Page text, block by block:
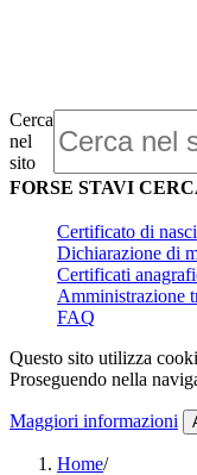
Cerca
nel
sito
FORSE STAVI
Certificato di
Dichiarazione di
Certificati
Amministrazione
FAQ
Questo sito utilizza
Proseguendo nella
Maggiori informazioni
Home/